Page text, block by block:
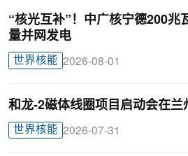
“核光互补”！中广核宁德200兆
量并网发电
世界核能 2026-08-01
和龙-2磁体线圈项目启动会在兰
世界核能 2026-07-31